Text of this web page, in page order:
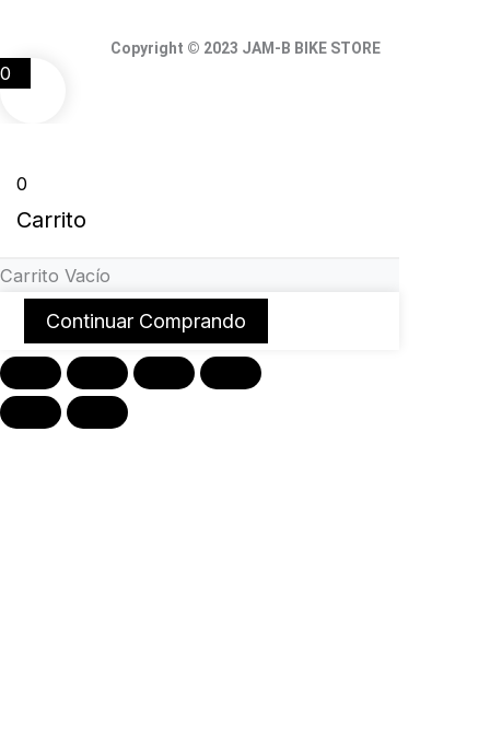
Copyright © 2023 JAM-B BIKE STORE
0
0
Carrito
Carrito Vacío
Continuar Comprando